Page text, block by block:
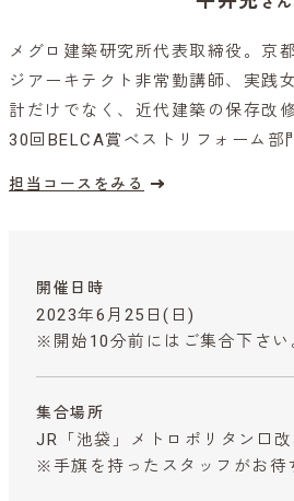
メグロ建築研究所代表取締役。京
ジアーキテクト非常勤講師、実践
計だけでなく、近代建築の保存改
30回BELCA賞ベストリフォーム部
担当コースをみる
開催日時
2023年6月25日(日)
※開始10分前にはご集合下さい
集合場所
JR「池袋」メトロポリタン口改
※手旗を持ったスタッフがお待